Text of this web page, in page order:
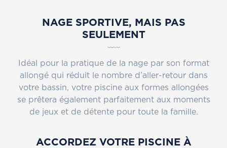
NAGE SPORTIVE, MAIS PAS
SEULEMENT
Idéal pour la pratique de la nage par son format
allongé qui réduit le nombre d’aller-retour dans
votre bassin, votre piscine aux formes allongées
se prêtera également parfaitement aux moments
de jeux et de détente pour toute la famille.
ACCORDEZ VOTRE PISCINE À